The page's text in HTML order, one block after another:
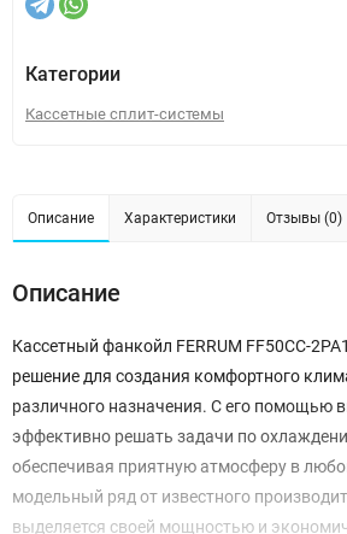
Категории
Кассетные сплит-системы
Описание Характеристики Отзывы (0)
Описание
Кассетный фанкойл FERRUM FF50CC-
решение для создания комфортного
различного назначения. С его помощью
эффективно решать задачи по
обеспечивая приятную атмосферу в
модельный ряд от известного
выделяется своей мощностью и